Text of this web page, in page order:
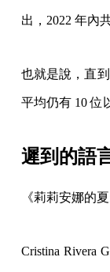
出，2022 年內
也就是說，直
平均仍有 10 位
遲到的語
《莉莉安娜的
Cristina Rivera